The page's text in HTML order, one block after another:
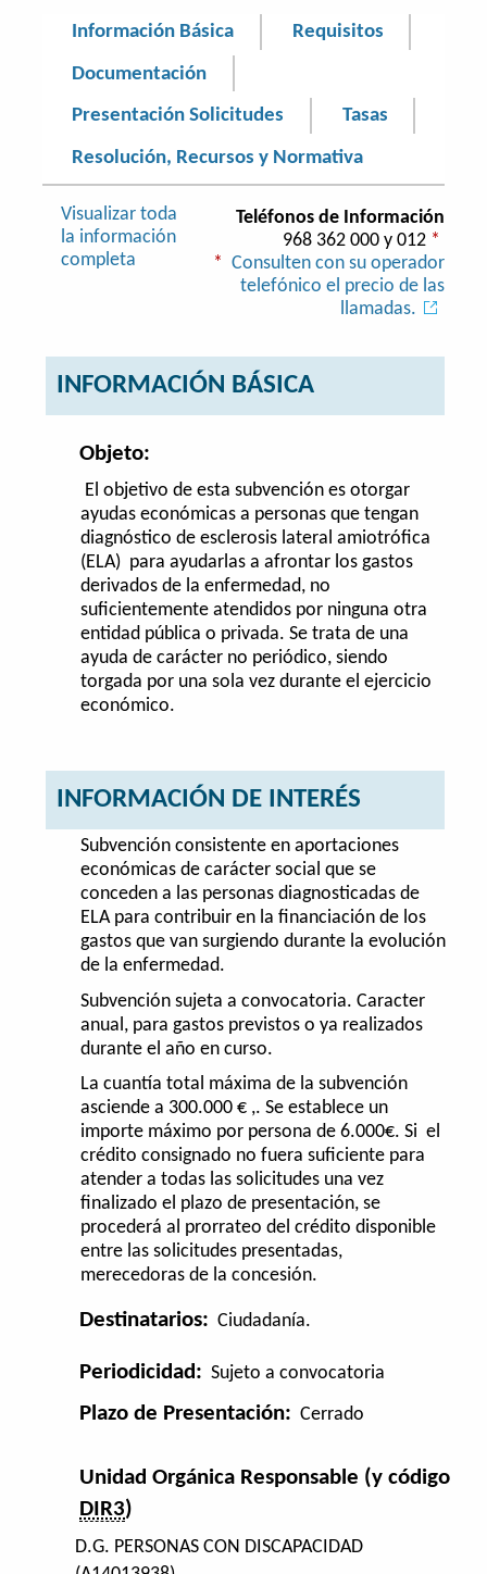
Información Básica Requisitos
Documentación
Presentación Solicitudes Tasas
Resolución, Recursos y Normativa
Visualizar toda
la información
completa
Teléfonos de Información
968 362 000 y 012 *
*
Consulten con su operador
telefónico el precio de las
llamadas.
INFORMACIÓN BÁSICA
Objeto:
El objetivo de esta subvención es otorgar
ayudas económicas a personas que tengan
diagnóstico de esclerosis lateral amiotrófica
(ELA) para ayudarlas a afrontar los gastos
derivados de la enfermedad, no
suficientemente atendidos por ninguna otra
entidad pública o privada. Se trata de una
ayuda de carácter no periódico, siendo
torgada por una sola vez durante el ejercicio
económico.
INFORMACIÓN DE INTERÉS
Subvención consistente en aportaciones
económicas de carácter social que se
conceden a las personas diagnosticadas de
ELA para contribuir en la financiación de los
gastos que van surgiendo durante la evolución
de la enfermedad.
Subvención sujeta a convocatoria. Caracter
anual, para gastos previstos o ya realizados
durante el año en curso.
La cuantía total máxima de la subvención
asciende a 300.000 € ,. Se establece un
importe máximo por persona de 6.000€. Si el
crédito consignado no fuera suficiente para
atender a todas las solicitudes una vez
finalizado el plazo de presentación, se
procederá al prorrateo del crédito disponible
entre las solicitudes presentadas,
merecedoras de la concesión.
Destinatarios: Ciudadanía.
Periodicidad: Sujeto a convocatoria
Plazo de Presentación: Cerrado
Unidad Orgánica Responsable (y código
DIR3)
D.G. PERSONAS CON DISCAPACIDAD